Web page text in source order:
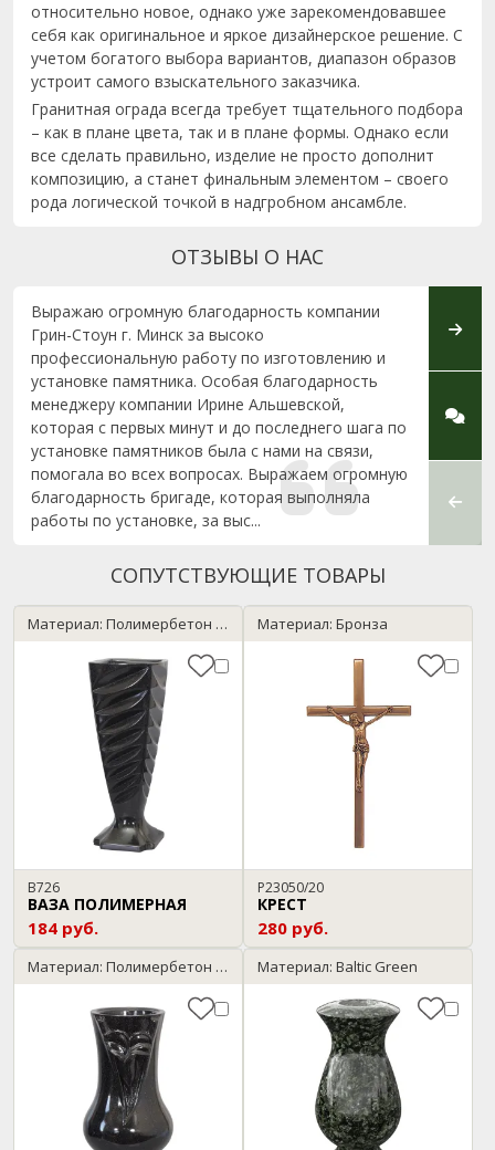
относительно новое, однако уже зарекомендовавшее
себя как оригинальное и яркое дизайнерское решение. С
учетом богатого выбора вариантов, диапазон образов
устроит самого взыскательного заказчика.
Гранитная ограда всегда требует тщательного подбора
– как в плане цвета, так и в плане формы. Однако если
все сделать правильно, изделие не просто дополнит
композицию, а станет финальным элементом – своего
рода логической точкой в надгробном ансамбле.
ОТЗЫВЫ О НАС
Выражаю огромную благодарность компании
Грин-Стоун г. Минск за высоко
профессиональную работу по изготовлению и
установке памятника. Особая благодарность
менеджеру компании Ирине Альшевской,
которая с первых минут и до последнего шага по
установке памятников была с нами на связи,
помогала во всех вопросах. Выражаем огромную
благодарность бригаде, которая выполняла
работы по установке, за выс...
СОПУТСТВУЮЩИЕ ТОВАРЫ
Материал: Полимербетон / темный гранит
В726
ВАЗА ПОЛИМЕРНАЯ
184 руб.
Материал: Бронза
P23050/20
КРЕСТ
280 руб.
Материал: Полимербетон / темный гранит Материал: Baltic Green